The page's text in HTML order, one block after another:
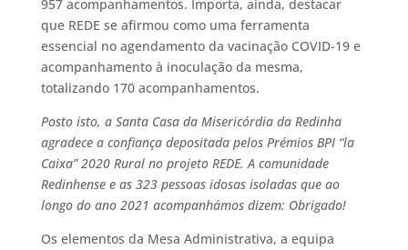
957 acompanhamentos. Importa, ainda, destacar
que REDE se afirmou como uma ferramenta
essencial no agendamento da vacinação COVID-19 e
acompanhamento à inoculação da mesma,
totalizando 170 acompanhamentos.
Posto isto, a Santa Casa da Misericórdia da Redinha
agradece a confiança depositada pelos Prémios BPI “la
Caixa” 2020 Rural no projeto REDE. A comunidade
Redinhense e as 323 pessoas idosas isoladas que ao
longo do ano 2021 acompanhámos dizem: Obrigado!
Os elementos da Mesa Administrativa, a equipa